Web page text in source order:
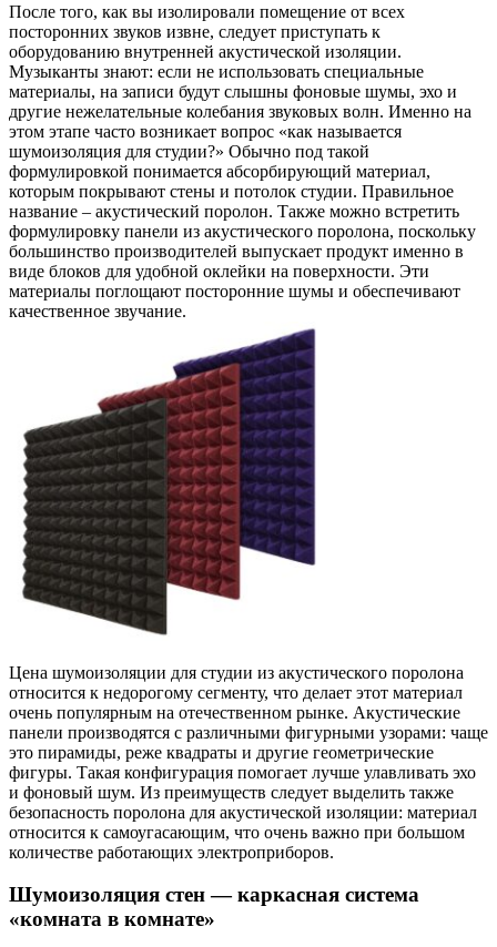
После того, как вы изолировали помещение от всех
посторонних звуков извне, следует приступать к
оборудованию внутренней акустической изоляции.
Музыканты знают: если не использовать специальные
материалы, на записи будут слышны фоновые шумы, эхо и
другие нежелательные колебания звуковых волн. Именно на
этом этапе часто возникает вопрос «как называется
шумоизоляция для студии?» Обычно под такой
формулировкой понимается абсорбирующий материал,
которым покрывают стены и потолок студии. Правильное
название – акустический поролон. Также можно встретить
формулировку панели из акустического поролона, поскольку
большинство производителей выпускает продукт именно в
виде блоков для удобной оклейки на поверхности. Эти
материалы поглощают посторонние шумы и обеспечивают
качественное звучание.
Цена шумоизоляции для студии из акустического поролона
относится к недорогому сегменту, что делает этот материал
очень популярным на отечественном рынке. Акустические
панели производятся с различными фигурными узорами: чаще
это пирамиды, реже квадраты и другие геометрические
фигуры. Такая конфигурация помогает лучше улавливать эхо
и фоновый шум. Из преимуществ следует выделить также
безопасность поролона для акустической изоляции: материал
относится к самоугасающим, что очень важно при большом
количестве работающих электроприборов.
Шумоизоляция стен — каркасная система
«комната в комнате»